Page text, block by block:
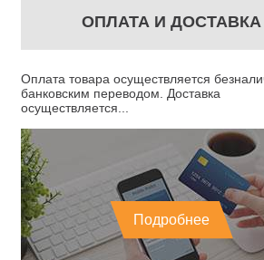
ОПЛАТА И ДОСТАВКА
Оплата товара осуществляется
банковским переводом. Доставка
осуществляется...
Подробнее